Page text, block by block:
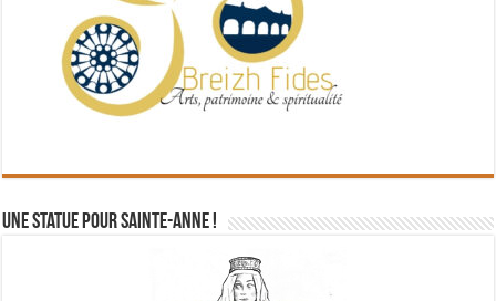
Une statue pour Sainte-Anne !